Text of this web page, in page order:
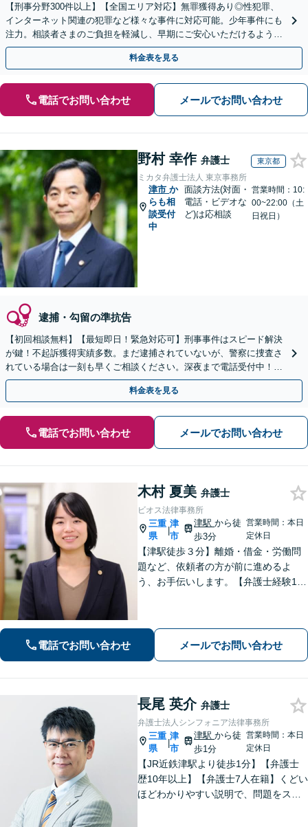
【刑事分野300件以上】【全国エリア対応】無罪獲得あり◎性犯罪、
インターネット関連の犯罪など様々な事件に対応可能。少年事件にも
注力。相談者さまのご負担を軽減し、早期にご安心いただけるよう尽
力します【遠方のご依頼可】【裁判員裁判の経験あり】
料金表を見る
電話でお問い合わせ メールでお問い合わせ
野村 幸作 弁護士 東京都
ミカタ弁護士法人 東京事務所
津市 か
らも相
談受付
中
面談方法(対面・
電話・ビデオな
ど)は応相談
営業時間：10:
00~22:00（土
日祝日）
逮捕・勾留の準抗告
【初回相談無料】【最短即日！緊急対応可】刑事事件はスピード解決
が鍵！不起訴獲得実績多数。まだ逮捕されていないが、警察に捜査さ
れている場合は一刻も早くご相談ください。深夜まで電話受付中！痴
漢／盗撮／のぞき／その他性犯罪など
料金表を見る
電話でお問い合わせ メールでお問い合わせ
木村 夏美 弁護士
ビオス法律事務所
三重
県
|
津
市
津駅から徒
歩3分
営業時間：本日
定休日
【津駅徒歩３分】離婚・借金・労働問
題など、依頼者の方が前に進めるよ
う、お手伝いします。【弁護士経験10
にご相談ください。
電話でお問い合わせ メールでお問い合わせ
長尾 英介 弁護士
弁護士法人シンフォニア法律事務所
三重
県
|
津
市
津駅から徒
歩1分
営業時間：本日
定休日
【JR近鉄津駅より徒歩1分】【弁護士
歴10年以上】【弁護士7人在籍】くどい
ほどわかりやすい説明で、問題をスム